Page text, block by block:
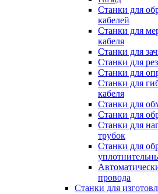
Станки для
кабелей
Станки для
кабеля
Станки для
Станки для
Станки для
Станки для
кабеля
Станки для
Станки для
Станки для
трубок
Станки для
провода
Станки для